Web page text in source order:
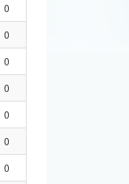
0
0
0
0
0
0
0